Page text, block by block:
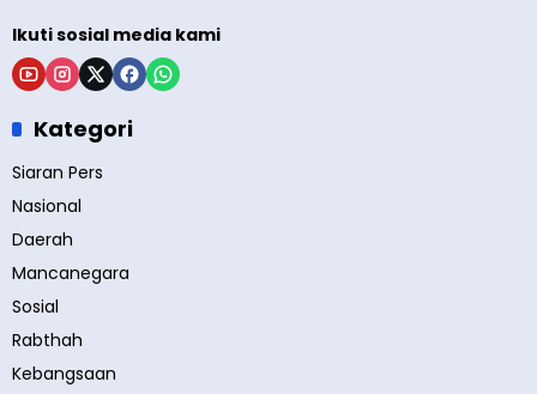
Ikuti sosial media kami
Kategori
Siaran Pers
Nasional
Daerah
Mancanegara
Sosial
Rabthah
Kebangsaan